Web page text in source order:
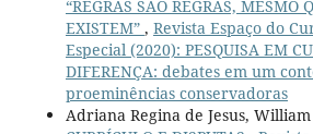
“REGRAS SÃO REGRAS, MESMO
EXISTEM” , Revista Espaço do
Especial (2020): PESQUISA EM
DIFERENÇA: debates em um
proeminências conservadoras
Adriana Regina de Jesus,